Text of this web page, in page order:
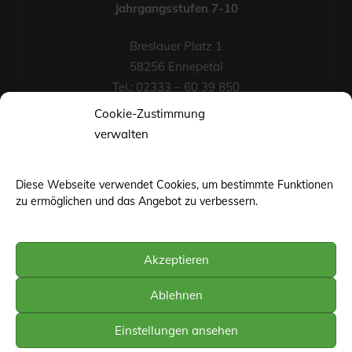
Cookie-Zustimmung
verwalten
Diese Webseite verwendet Cookies, um bestimmte Funktionen
zu ermöglichen und das Angebot zu verbessern.
Akzeptieren
Ablehnen
Einstellungen ansehen
Jahrgangsstufen 7-10
Breslauer Platz 1
58256 Ennepetal
Tel.: 02333 – 60 39 850
Fax-Nr.: 02333 – 60 39 852
©web-base.org | Wuppertal